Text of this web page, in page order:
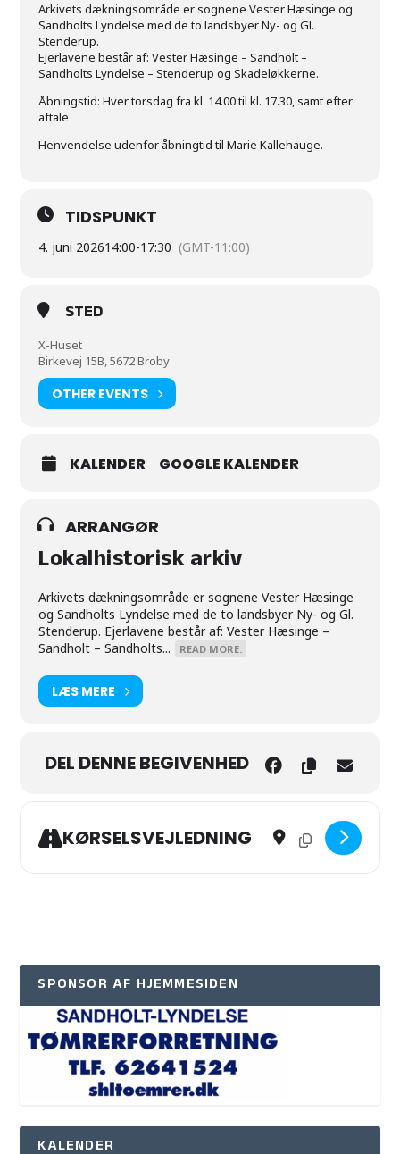
Arkivets dækningsområde er sognene Vester Hæsinge og
Sandholts Lyndelse med de to landsbyer Ny- og Gl.
Stenderup.
Ejerlavene består af: Vester Hæsinge – Sandholt –
Sandholts Lyndelse – Stenderup og Skadeløkkerne.
Åbningstid: Hver torsdag fra kl. 14.00 til kl. 17.30, samt efter
aftale
Henvendelse udenfor åbningtid til Marie Kallehauge.
TIDSPUNKT
4. juni 202614:00-17:30 (GMT-11:00)
STED
X-Huset
Birkevej 15B, 5672 Broby
OTHER EVENTS
KALENDER GOOGLE KALENDER
ARRANGØR
Lokalhistorisk arkiv
Arkivets dækningsområde er sognene Vester Hæsinge
og Sandholts Lyndelse med de to landsbyer Ny- og Gl.
Stenderup. Ejerlavene består af: Vester Hæsinge –
Sandholt – Sandholts...
READ MORE.
LÆS MERE
DEL DENNE BEGIVENHED
KØRSELSVEJLEDNING Address - Lokalhistorisk
Destination
SPONSOR AF HJEMMESIDEN
KALENDER